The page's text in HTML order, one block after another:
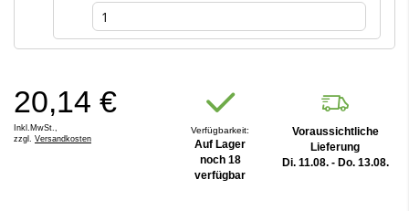
20,14 €
Inkl.MwSt.,
zzgl. Versandkosten
Verfügbarkeit:
Auf Lager
noch 18
verfügbar
Voraussichtliche
Lieferung
Di. 11.08. - Do. 13.08.